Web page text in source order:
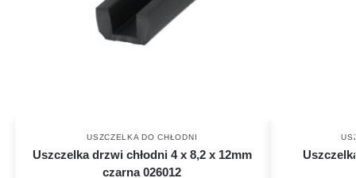
USZCZELKA DO CHŁODNI
Uszczelka drzwi chłodni 4 x 8,2 x 12mm
czarna 026012